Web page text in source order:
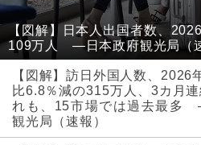
【図解】日本人出国者数、
109万人 ―日本政府観光局（
【図解】訪日外国人数、2026
比6.8％減の315万人、3カ月連
れも、15市場では過去最多
観光局（速報）